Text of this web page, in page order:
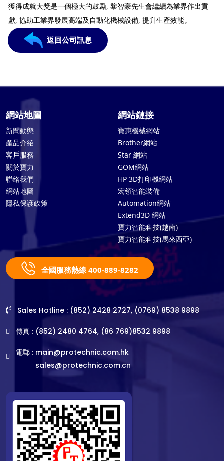
獲得成就大獎是一個極大的鼓勵, 黎智豪先生會繼續為業界作出貢
獻, 協助工業界發展高端及自動化機械設備, 提升生產效能。
返回公司訊息
網站地圖
新聞動態
產品介紹
客戶服務
關於寶力
聯絡我們
網站地圖
隱私保護政策
網站鏈接
寶惠機械網站
Brother網站
Star 網站
GOM網站
HP 3D打印機網站
宏領智能裝備
Automation網站
Extend3D 網站
寶力智能科技(越南)
寶力智能科技(馬來西亞)
全國服務熱線 400-889-8282
Sales Hotline : (852) 2428 2727, (0769) 8538 9898
傳真 : (852) 2480 4764, (86 769)8532 9898
電郵 : main@protechnic.com.hk
sales@protechnic.com.cn